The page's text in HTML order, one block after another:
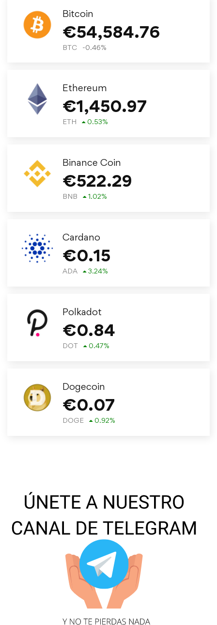
Bitcoin
€54,584.76
BTC -0.46%
Ethereum
€1,450.97
ETH 0.53%
Binance Coin
€522.29
BNB 1.02%
Cardano
€0.15
ADA 3.24%
Polkadot
€0.84
DOT 0.47%
Dogecoin
€0.07
DOGE 0.92%